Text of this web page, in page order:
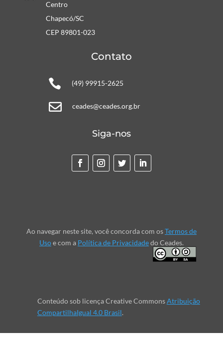
Centro
Chapecó/SC
CEP 89801-023
Contato
 (49) 99915-2625
 ceades@ceades.org.br
Siga-nos
Ao navegar neste site, você concorda com osTermos de
Usoe com a Política de Privacidadedo Ceades.
Conteúdo sob licença Creative CommonsAtribuição
CompartilhaIgual 4.0 Brasil.